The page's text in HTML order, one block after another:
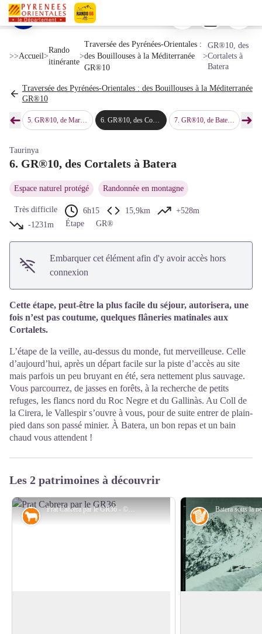
Pyrénées-Orientales Le Département
GR®10, des Cortalets à Batera
Ras de Prat Cabrera - © Bernard Frankel - CD66
Voir l'image en plein écran
>>Accueil>
Rando
itinérante
>
Traversée des Pyrénées-Orientales :
des Bouillouses à la Méditerranée
GR®10
>
GR®10, des
Cortalets à
Batera
Traversée des Pyrénées-Orientales : des Bouillouses à la Méditerranée
GR®10
➜Étape précédente
5. GR®10, de Marialles aux Cortalets 6.GR®10, des Cortalets à Batera 7. GR®10, de Batera au Molí de la Paleta 8.
➜
Taurinya
6. GR®10, des Cortalets à Batera
Espace naturel protégé Randonnée en montagne
Très difficile 6h15 15,9km
+528m
-1231m
Étape GR®
Embarquer cet élément afin d'y avoir accès hors
connexion
Cette étape, peut-être la plus facile du séjour, autorisera, une
fois n’est pas coutume, quelques flâneries matinales aux
Cortalets.
L’étape de la veille, au-dessus du monde, fut merveilleuse. Celle
d’aujourd’hui, après un départ facile sur la piste d’accès au site
mais parfois un peu bruyant en été, sera nettement plus sauvage.
Vous parcourrez, de jasses en forêts, à la recherche de petits
refuges, les flancs nord du Roc Negre et du Gallinàs. Au Coll de
la Cirera, le Vallespir s’ouvre à vous, pour de suite entrer de plain-
pied dans son passé minier. À Batera, un bon repas et un bain
chaud vous attendent !
Les 2 patrimoines à découvrir
Prat Cabrera par le GR36 - © B.Frankel-CD66
Pastoralisme Histoire